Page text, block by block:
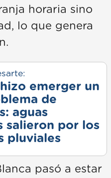
horaria sino
lo que genera
emerger un
de
aguas
salieron por los
pluviales
pasó a estar